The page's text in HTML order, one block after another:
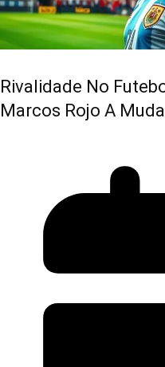
Rivalidade No
Marcos Rojo A